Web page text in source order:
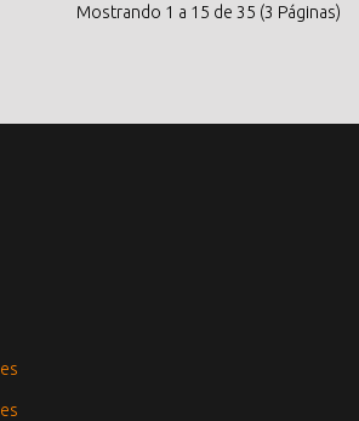
Mostrando 1 a 15 de 35 (3 Páginas)